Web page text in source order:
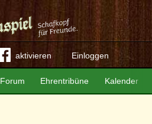
aktivieren Einloggen
Forum Ehrentribüne Kalender